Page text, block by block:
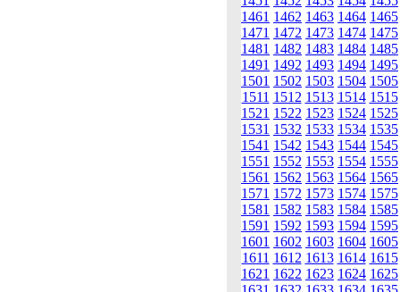
1461 1462 1463 1464 1465
1471 1472 1473 1474 1475
1481 1482 1483 1484 1485
1491 1492 1493 1494 1495
1501 1502 1503 1504 1505
1511 1512 1513 1514 1515
1521 1522 1523 1524 1525
1531 1532 1533 1534 1535
1541 1542 1543 1544 1545
1551 1552 1553 1554 1555
1561 1562 1563 1564 1565
1571 1572 1573 1574 1575
1581 1582 1583 1584 1585
1591 1592 1593 1594 1595
1601 1602 1603 1604 1605
1611 1612 1613 1614 1615
1621 1622 1623 1624 1625